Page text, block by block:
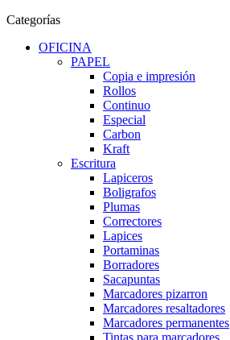
Categorías
OFICINA
PAPEL
Copia e impresión
Rollos
Continuo
Especial
Carbon
Kraft
Escritura
Lapiceros
Boligrafos
Plumas
Correctores
Lapices
Portaminas
Borradores
Sacapuntas
Marcadores pizarron
Marcadores resaltadores
Marcadores permanentes
Tintas para marcadores